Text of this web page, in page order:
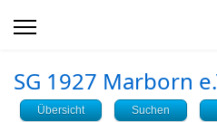
SG 1927 Marborn
Übersicht Suchen